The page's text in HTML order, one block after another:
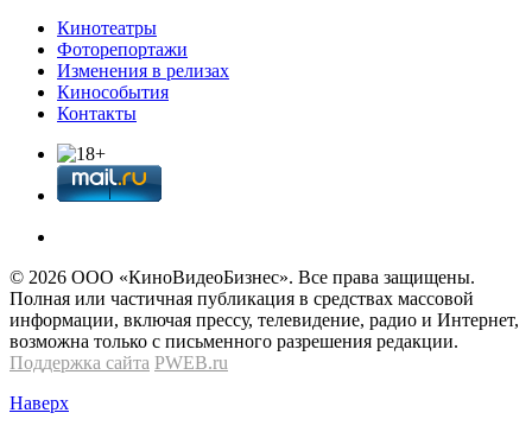
Кинотеатры
Фоторепортажи
Изменения в релизах
Кинособытия
Контакты
© 2026 OOО «КиноВидеоБизнес». Все права защищены.
Полная или частичная публикация в средствах массовой
информации, включая прессу, телевидение, радио и Интернет,
возможна только с письменного разрешения редакции.
Поддержка сайта PWEB.ru
Наверх